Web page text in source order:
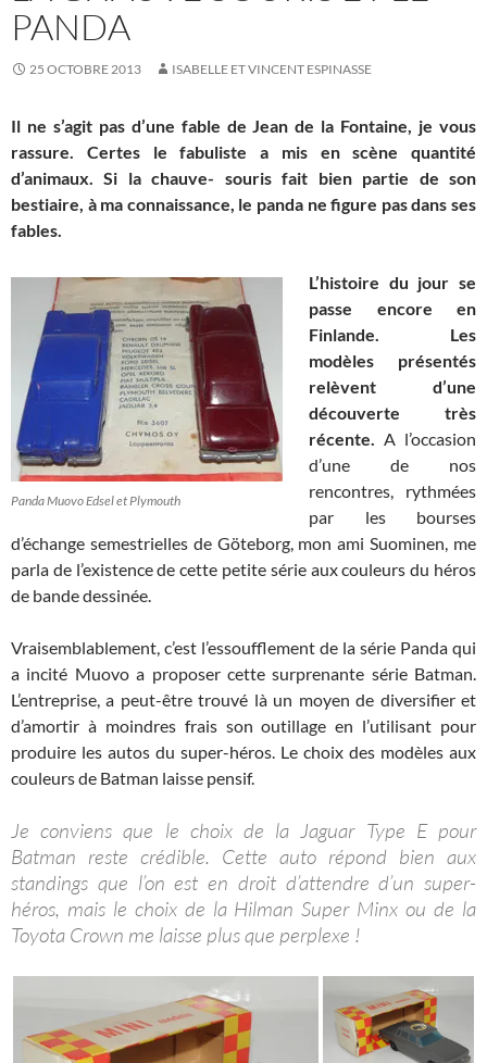
PANDA
25 OCTOBRE 2013 ISABELLE ET VINCENT ESPINASSE
Il ne s’agit pas d’une fable de Jean de la Fontaine, je vous
rassure. Certes le fabuliste a mis en scène quantité
d’animaux. Si la chauve- souris fait bien partie de son
bestiaire, à ma connaissance, le panda ne figure pas dans ses
fables.
Panda Muovo Edsel et Plymouth
L’histoire du jour se
passe encore en
Finlande. Les
modèles présentés
relèvent d’une
découverte très
récente.
A l’occasion
d’une de nos
rencontres, rythmées
par les bourses
d’échange semestrielles de Göteborg, mon ami Suominen, me
parla de l’existence de cette petite série aux couleurs du héros
de bande dessinée.
Vraisemblablement, c’est l’essoufflement de la série Panda qui
a incité Muovo a proposer cette surprenante série Batman.
L’entreprise, a peut-être trouvé là un moyen de diversifier et
d’amortir à moindres frais son outillage en l’utilisant pour
produire les autos du super-héros. Le choix des modèles aux
couleurs de Batman laisse pensif.
Je conviens que le choix de la Jaguar Type E pour
Batman reste crédible. Cette auto répond bien aux
standings que l’on est en droit d’attendre d’un super-
héros, mais le choix de la Hilman Super Minx ou de la
Toyota Crown me laisse plus que perplexe !